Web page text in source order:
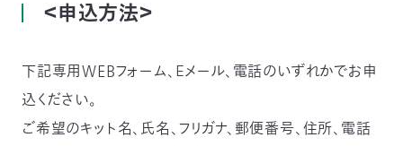
＜申込方法＞
下記専用ＷＥＢフォーム、Eメール、電話のいずれかでお申
込ください。
ご希望のキット名、氏名、フリガナ、郵便番号、住所、電話